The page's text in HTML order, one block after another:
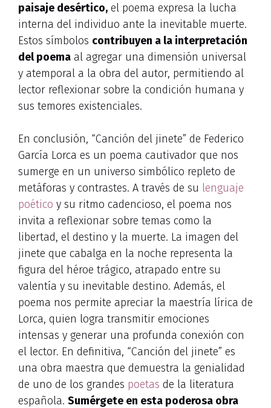
paisaje desértico, el poema expresa la lucha
interna del individuo ante la inevitable muerte.
Estos símbolos contribuyen a la interpretación
del poema al agregar una dimensión universal
y atemporal a la obra del autor, permitiendo al
lector reflexionar sobre la condición humana y
sus temores existenciales.
En conclusión, “Canción del jinete” de Federico
García Lorca es un poema cautivador que nos
sumerge en un universo simbólico repleto de
metáforas y contrastes. A través de su lenguaje
poético y su ritmo cadencioso, el poema nos
invita a reflexionar sobre temas como la
libertad, el destino y la muerte. La imagen del
jinete que cabalga en la noche representa la
figura del héroe trágico, atrapado entre su
valentía y su inevitable destino. Además, el
poema nos permite apreciar la maestría lírica de
Lorca, quien logra transmitir emociones
intensas y generar una profunda conexión con
el lector. En definitiva, “Canción del jinete” es
una obra maestra que demuestra la genialidad
de uno de los grandes poetas de la literatura
española. Sumérgete en esta poderosa obra